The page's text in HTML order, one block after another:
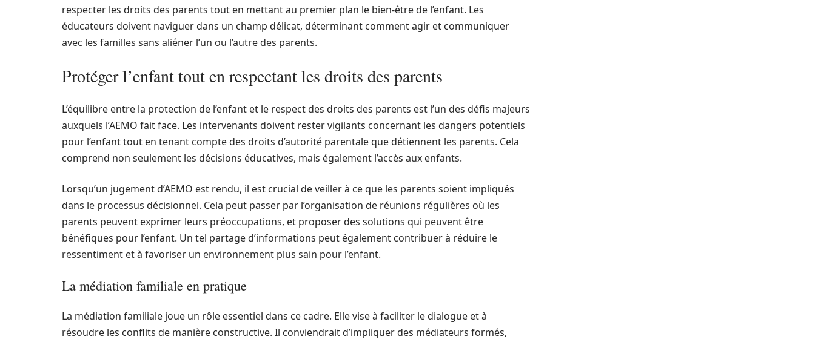
respecter les droits des parents tout en mettant au premier plan le bien-être de l’enfant. Les
éducateurs doivent naviguer dans un champ délicat, déterminant comment agir et communiquer
avec les familles sans aliéner l’un ou l’autre des parents.
Protéger l’enfant tout en respectant les droits des parents
L’équilibre entre la protection de l’enfant et le respect des droits des parents est l’un des défis majeurs
auxquels l’AEMO fait face. Les intervenants doivent rester vigilants concernant les dangers potentiels
pour l’enfant tout en tenant compte des droits d’autorité parentale que détiennent les parents. Cela
comprend non seulement les décisions éducatives, mais également l’accès aux enfants.
Lorsqu’un jugement d’AEMO est rendu, il est crucial de veiller à ce que les parents soient impliqués
dans le processus décisionnel. Cela peut passer par l’organisation de réunions régulières où les
parents peuvent exprimer leurs préoccupations, et proposer des solutions qui peuvent être
bénéfiques pour l’enfant. Un tel partage d’informations peut également contribuer à réduire le
ressentiment et à favoriser un environnement plus sain pour l’enfant.
La médiation familiale en pratique
La médiation familiale joue un rôle essentiel dans ce cadre. Elle vise à faciliter le dialogue et à
résoudre les conflits de manière constructive. Il conviendrait d’impliquer des médiateurs formés,